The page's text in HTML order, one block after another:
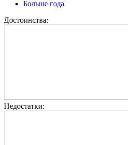
Больше года
Достоинства:
Недостатки: